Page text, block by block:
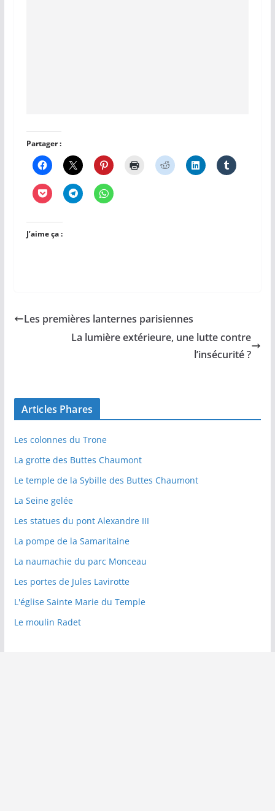
Partager :
J’aime ça :
Les premières lanternes parisiennes
La lumière extérieure, une lutte contre
l’insécurité ?
Articles Phares
Les colonnes du Trone
La grotte des Buttes Chaumont
Le temple de la Sybille des Buttes Chaumont
La Seine gelée
Les statues du pont Alexandre III
La pompe de la Samaritaine
La naumachie du parc Monceau
Les portes de Jules Lavirotte
L'église Sainte Marie du Temple
Le moulin Radet